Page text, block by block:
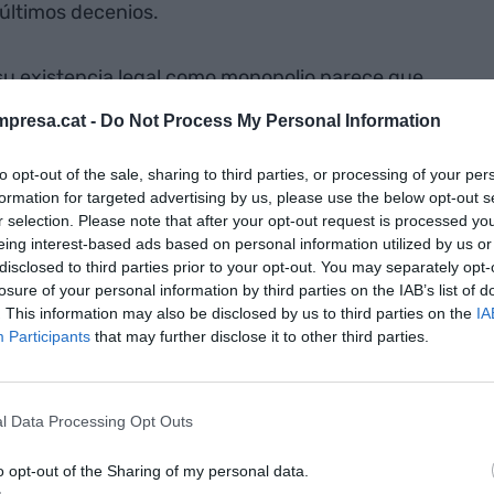
- Do Not Process My Personal Information
opt-out of the sale, sharing to third parties, or processing of your
for targeted advertising by us, please use the below opt-out
selection. Please note that after your opt-out request is processed
interest-based ads based on personal information utilized by us
to third parties prior to your opt-out. You may separately
of your personal information by third parties on the IAB’s list of
This information may also be disclosed by us to third parties on the
Participants that may further disclose it to other third parties.
Data Processing Opt Outs
opt-out of the Sharing of my personal data.
decenios.
existencia legal como monopolio parece que
embargo, morirá matando. Al menos, a los
anterior
que, en un momento de mi vida,
, que había sido presidenta de Renfe. Fue
Y es así. Por eso la única solución es
esta nueva
debería ser
a otro
Renfe"